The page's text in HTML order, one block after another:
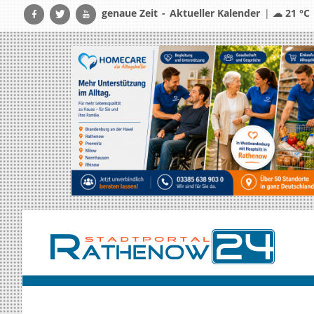
genaue Zeit - Aktueller Kalender | ☁ 21 °C